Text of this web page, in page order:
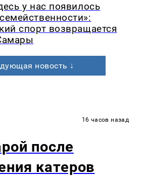
у нас появилось
спорт возвращается
новость ↓
16 часов назад
после
катеров